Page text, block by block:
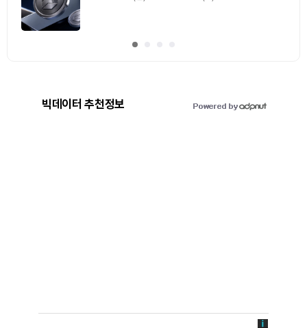
빅데이터 추천정보